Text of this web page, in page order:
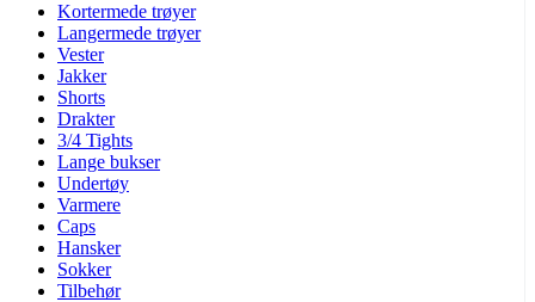
Kortermede trøyer
Langermede trøyer
Vester
Jakker
Shorts
Drakter
3/4 Tights
Lange bukser
Undertøy
Varmere
Caps
Hansker
Sokker
Tilbehør